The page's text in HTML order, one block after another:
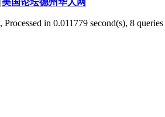
, Processed in 0.011779 second(s), 8 queries